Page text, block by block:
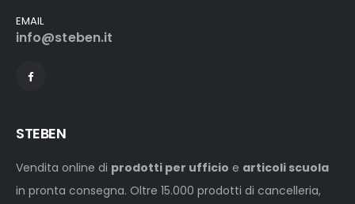
EMAIL
info@steben.it
STEBEN
Vendita online di prodotti per ufficio e articoli scuola
in pronta consegna. Oltre 15.000 prodotti di cancelleria,